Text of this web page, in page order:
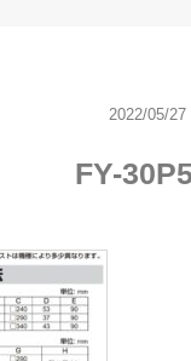
2022/05/27
FY-